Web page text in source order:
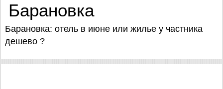
Барановка
Барановка: отель в июне или жилье у частника
дешево ?